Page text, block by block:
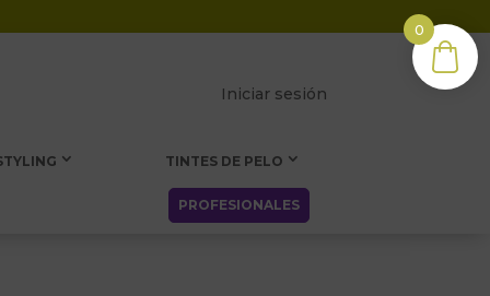
Iniciar sesión
TINTES DE PELO
PROFESIONALES
0